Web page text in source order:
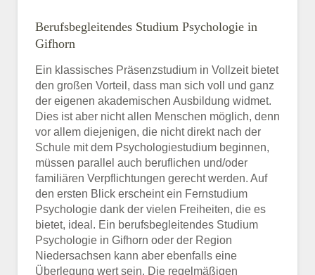
Berufsbegleitendes Studium Psychologie in
Gifhorn
Ein klassisches Präsenzstudium in Vollzeit bietet
den großen Vorteil, dass man sich voll und ganz
der eigenen akademischen Ausbildung widmet.
Dies ist aber nicht allen Menschen möglich, denn
vor allem diejenigen, die nicht direkt nach der
Schule mit dem Psychologiestudium beginnen,
müssen parallel auch beruflichen und/oder
familiären Verpflichtungen gerecht werden. Auf
den ersten Blick erscheint ein Fernstudium
Psychologie dank der vielen Freiheiten, die es
bietet, ideal. Ein berufsbegleitendes Studium
Psychologie in Gifhorn oder der Region
Niedersachsen kann aber ebenfalls eine
Überlegung wert sein. Die regelmäßigen